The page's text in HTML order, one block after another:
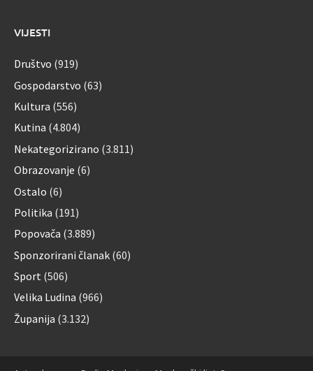
VIJESTI
Društvo (919)
Gospodarstvo (63)
Kultura (556)
Kutina (4.804)
Nekategorizirano (3.811)
Obrazovanje (6)
Ostalo (6)
Politika (191)
Popovača (3.889)
Sponzorirani članak (60)
Sport (506)
Velika Ludina (966)
Županija (3.132)